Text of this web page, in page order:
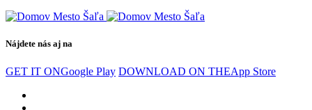
Nájdete nás aj na
GET IT ONGoogle Play DOWNLOAD ON THEApp Store